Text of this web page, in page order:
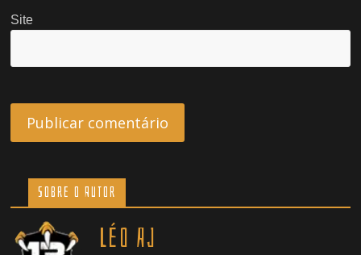
Site
Sobre o Autor
Léo AJ